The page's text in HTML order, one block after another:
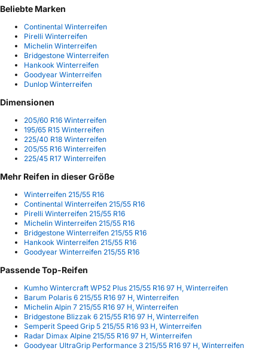
Beliebte Marken
Continental Winterreifen
Pirelli Winterreifen
Michelin Winterreifen
Bridgestone Winterreifen
Hankook Winterreifen
Goodyear Winterreifen
Dunlop Winterreifen
Dimensionen
205/60 R16 Winterreifen
195/65 R15 Winterreifen
225/40 R18 Winterreifen
205/55 R16 Winterreifen
225/45 R17 Winterreifen
Mehr Reifen in dieser Größe
Winterreifen 215/55 R16
Continental Winterreifen 215/55 R16
Pirelli Winterreifen 215/55 R16
Michelin Winterreifen 215/55 R16
Bridgestone Winterreifen 215/55 R16
Hankook Winterreifen 215/55 R16
Goodyear Winterreifen 215/55 R16
Passende Top-Reifen
Kumho Wintercraft WP52 Plus 215/55 R16 97 H, Winterreifen
Barum Polaris 6 215/55 R16 97 H, Winterreifen
Michelin Alpin 7 215/55 R16 97 H, Winterreifen
Bridgestone Blizzak 6 215/55 R16 97 H, Winterreifen
Semperit Speed Grip 5 215/55 R16 93 H, Winterreifen
Radar Dimax Alpine 215/55 R16 97 H, Winterreifen
Goodyear UltraGrip Performance 3 215/55 R16 97 H, Winterreifen